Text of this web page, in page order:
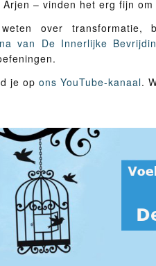
– vinden het erg fijn
over transformatie,
van De Innerlijke
je op ons YouTube-kanaal.